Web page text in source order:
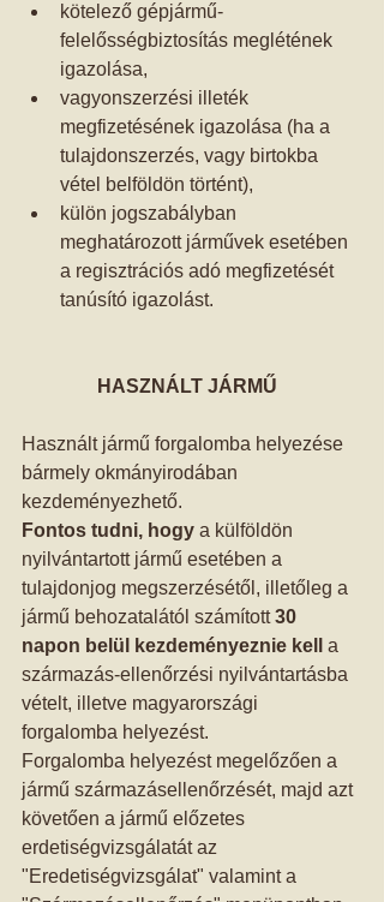
kötelező gépjármű-
felelősségbiztosítás meglétének
igazolása,
vagyonszerzési illeték
megfizetésének igazolása (ha a
tulajdonszerzés, vagy birtokba
vétel belföldön történt),
külön jogszabályban
meghatározott járművek esetében
a regisztrációs adó megfizetését
tanúsító igazolást.
HASZNÁLT JÁRMŰ
Használt jármű forgalomba helyezése
bármely okmányirodában
kezdeményezhető.
Fontos tudni, hogy a külföldön
nyilvántartott jármű esetében a
tulajdonjog megszerzésétől, illetőleg a
jármű behozatalától számított 30
napon belül kezdeményeznie kell
a
származás-ellenőrzési nyilvántartásba
vételt, illetve magyarországi
forgalomba helyezést.
Forgalomba helyezést megelőzően a
jármű származásellenőrzését, majd azt
követően a jármű előzetes
erdetiségvizsgálatát az
"Eredetiségvizsgálat" valamint a